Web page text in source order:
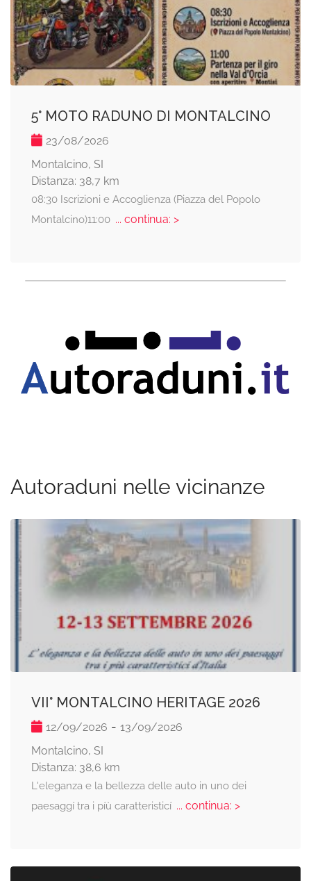
5° MOTO RADUNO DI MONTALCINO
23/08/2026
Montalcino, SI
Distanza: 38,7 km
08:30 Iscrizioni e Accoglienza (Piazza del Popolo
Montalcino)11:00... continua: >
Autoraduni nelle vicinanze
VII° MONTALCINO HERITAGE 2026
12/09/2026 - 13/09/2026
Montalcino, SI
Distanza: 38,6 km
L'eleganza e la bellezza delle auto in uno dei
paesaggí tra i píù caratteristicí... continua: >